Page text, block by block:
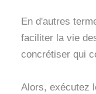
En d'autres
faciliter la vie
concrétiser qui
Alors, exécutez